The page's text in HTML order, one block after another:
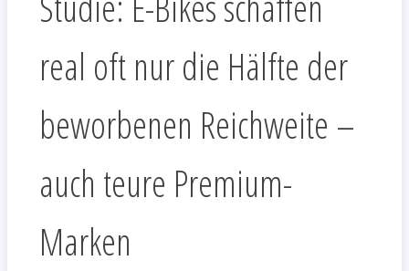
real oft nur die Hälfte der
beworbenen Reichweite –
auch teure Premium-
Marken